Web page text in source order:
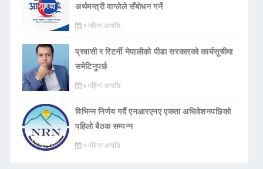
अर्थमन्त्री वाग्लेले सँबोधन गर्ने
१ महिना अगाडि
प्रवासी र रिटर्नी नेपालीको पीडा सरकारको कार्यसूचीमा
समेटिनुपर्छ
४ महिना अगाडि
विभिन्न निर्णय गर्दै एनआरएनए एकता अधिवेशनपछिको
पहिलो बैठक सम्पन्न
५ महिना अगाडि